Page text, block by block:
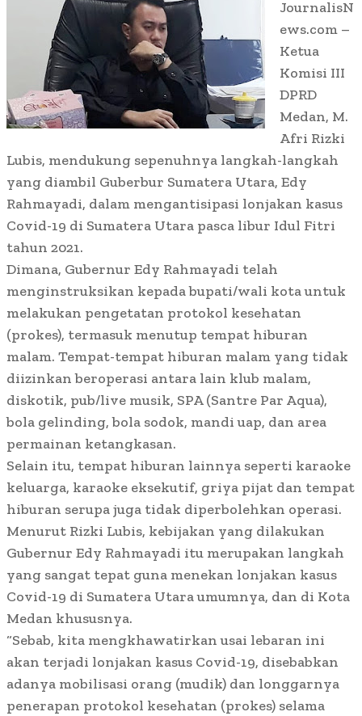
JournalisN
ews.com –
Ketua
Komisi III
DPRD
Medan, M.
Afri Rizki
Lubis, mendukung sepenuhnya langkah-langkah
yang diambil Guberbur Sumatera Utara, Edy
Rahmayadi, dalam mengantisipasi lonjakan kasus
Covid-19 di Sumatera Utara pasca libur Idul Fitri
tahun 2021.
Dimana, Gubernur Edy Rahmayadi telah
menginstruksikan kepada bupati/wali kota untuk
melakukan pengetatan protokol kesehatan
(prokes), termasuk menutup tempat hiburan
malam. Tempat-tempat hiburan malam yang tidak
diizinkan beroperasi antara lain klub malam,
diskotik, pub/live musik, SPA (Santre Par Aqua),
bola gelinding, bola sodok, mandi uap, dan area
permainan ketangkasan.
Selain itu, tempat hiburan lainnya seperti karaoke
keluarga, karaoke eksekutif, griya pijat dan tempat
hiburan serupa juga tidak diperbolehkan operasi.
Menurut Rizki Lubis, kebijakan yang dilakukan
Gubernur Edy Rahmayadi itu merupakan langkah
yang sangat tepat guna menekan lonjakan kasus
Covid-19 di Sumatera Utara umumnya, dan di Kota
Medan khususnya.
“Sebab, kita mengkhawatirkan usai lebaran ini
akan terjadi lonjakan kasus Covid-19, disebabkan
adanya mobilisasi orang (mudik) dan longgarnya
penerapan protokol kesehatan (prokes) selama